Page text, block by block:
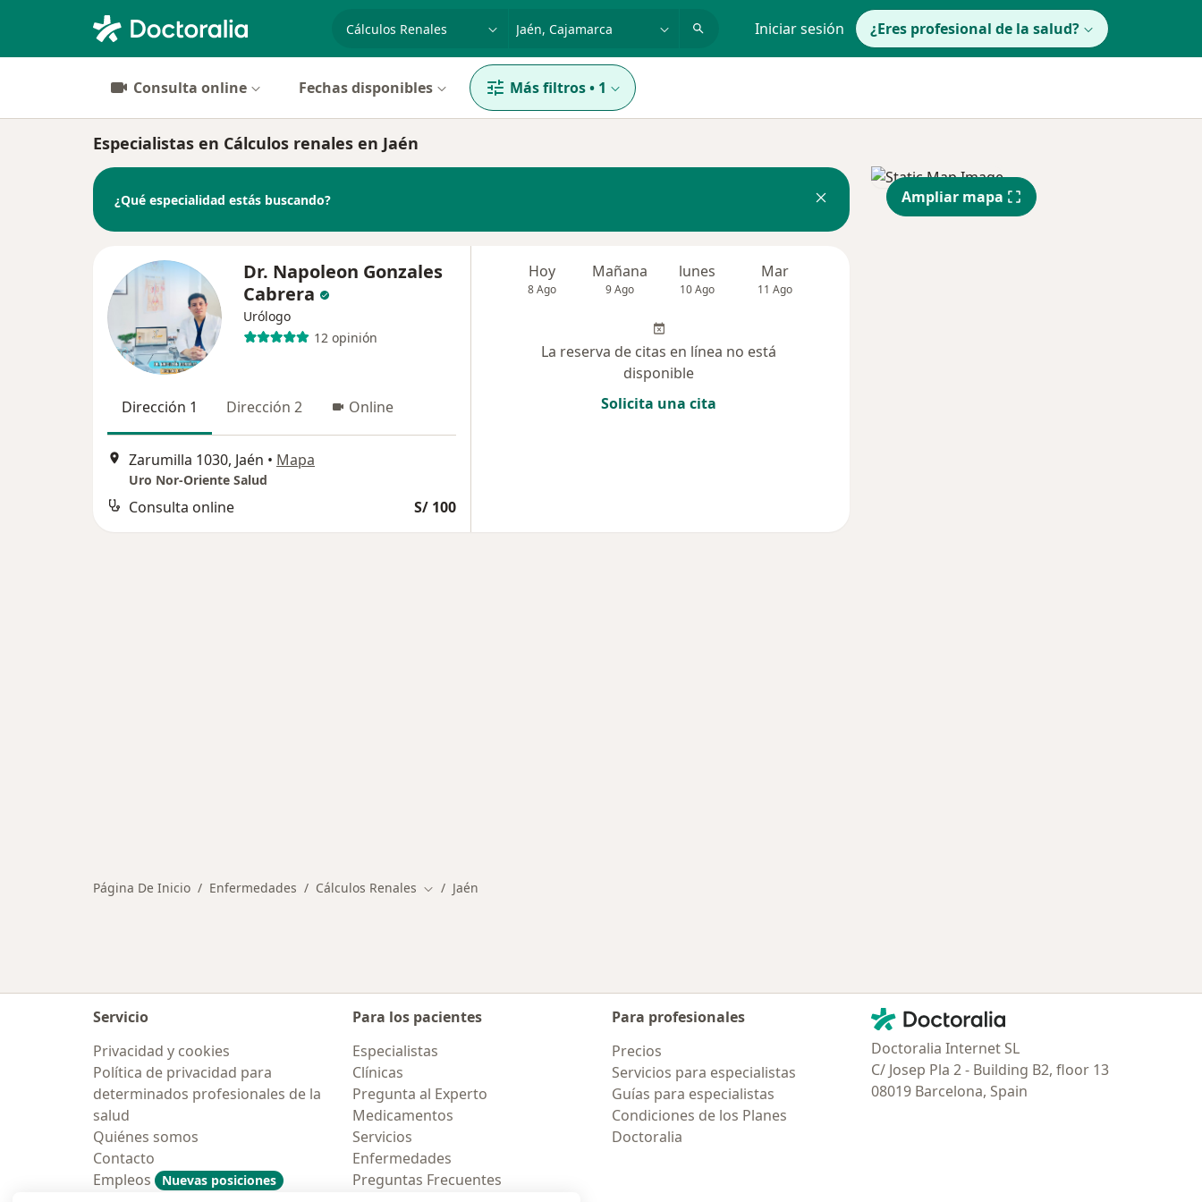
especialidad, enfermedad o nombre
p. ej. Lima Iniciar sesión ¿Eres profesional de la salud?
Consulta online Fechas disponibles Más filtros• 1
Especialistas en Cálculos renales en Jaén
¿Qué especialidad estás buscando?
Dr. Napoleon Gonzales
Cabrera
Urólogo
12 opinión
Dirección 1 Dirección 2 Online
Zarumilla 1030, Jaén • Mapa
Uro Nor-Oriente Salud
Consulta online S/ 100
Hoy
8 Ago
Mañana
9 Ago
lunes
10 Ago
Mar
11 Ago
La reserva de citas en línea no está
disponible
Solicita una cita
Ampliar mapa
Página De Inicio Enfermedades Cálculos Renales Cambiar de ciudad
Jaén
Servicio
Privacidad y cookies
Política de privacidad para
determinados profesionales de la
salud
Quiénes somos
Contacto
Empleos
Nuevas posiciones
Para los pacientes
Especialistas
Clínicas
Pregunta al Experto
Medicamentos
Servicios
Enfermedades
Preguntas Frecuentes
Para profesionales
Precios
Servicios para especialistas
Guías para especialistas
Condiciones de los Planes
Doctoralia
Contacto
Doctoralia - Página de inicio
Doctoralia Internet SL
C/ Josep Pla 2 - Building B2, floor 13
08019 Barcelona, Spain